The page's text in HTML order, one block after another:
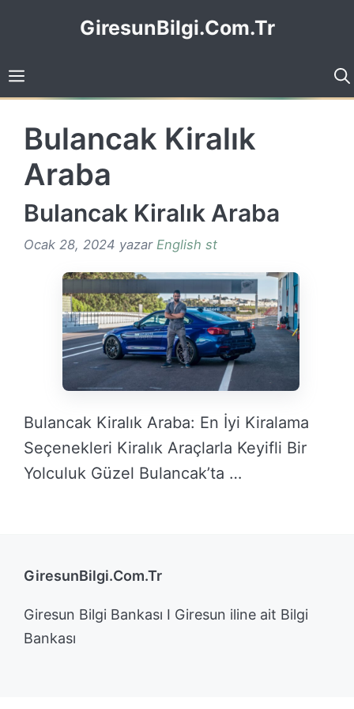
GiresunBilgi.Com.Tr
Bulancak Kiralık
Araba
Bulancak Kiralık Araba
Ocak 28, 2024 yazar English st
Bulancak Kiralık Araba: En İyi Kiralama
Seçenekleri Kiralık Araçlarla Keyifli Bir
Yolculuk Güzel Bulancak’ta …
GiresunBilgi.Com.Tr
Giresun Bilgi Bankası I Giresun iline ait Bilgi
Bankası